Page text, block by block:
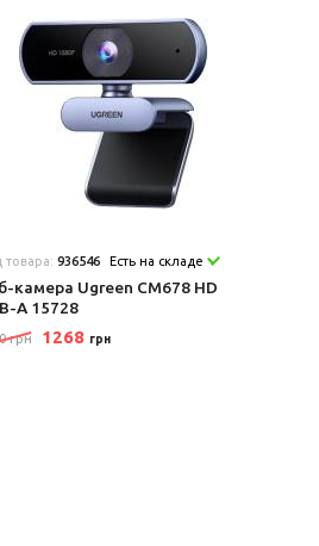
товара: 936546 Есть на складе
камера Ugreen CM678 HD
A 15728
грн 1268 грн